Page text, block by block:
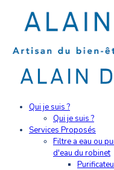
Qui je suis ?
Qui je suis ?
Services Proposés
Filtre a eau ou
d'eau du robinet